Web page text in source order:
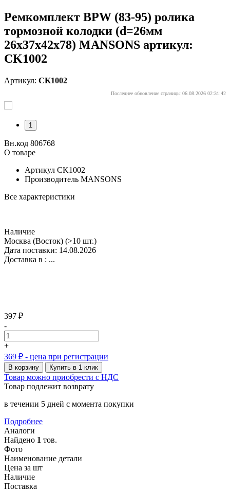
Ремкомплект BPW (83-95) ролика
тормозной колодки (d=26мм
26х37х42х78) MANSONS артикул:
CK1002
Артикул: CK1002
Последнее обновление страницы 06.08.2026 02:31:42
1
Вн.код 806768
О товаре
Артикул CK1002
Производитель MANSONS
Все характеристики
Наличие
Москва (Восток) (>10 шт.)
Дата поставки: 14.08.2026
Доставка в : ...
397 ₽
-
+
369 ₽ - цена при регистрации
В корзину Купить в 1 клик
Товар можно приобрести с НДС
Товар подлежит возврату
в течении 5 дней с момента покупки
Подробнее
Аналоги
Найдено 1 тов.
Фото
Наименование детали
Цена за шт
Наличие
Поставка